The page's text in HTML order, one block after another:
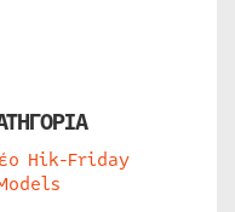
Hik-Friday